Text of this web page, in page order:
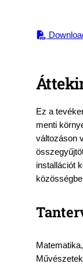
Ez a
menti
változáson
installációt